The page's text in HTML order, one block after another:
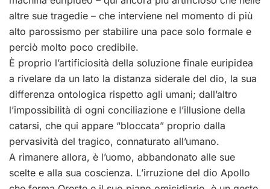
altre sue tragedie – che interviene nel momento di più
alto parossismo per stabilire una pace solo formale e
perciò molto poco credibile.
È proprio l’artificiosità della soluzione finale euripidea
a rivelare da un lato la distanza siderale del dio, la sua
differenza ontologica rispetto agli umani; dall’altro
l’impossibilità di ogni conciliazione e l’illusione della
catarsi, che qui appare “bloccata” proprio dalla
pervasività del tragico, connaturato all’umano.
A rimanere allora, è l’uomo, abbandonato alle sue
scelte e alla sua coscienza. L’irruzione del dio Apollo